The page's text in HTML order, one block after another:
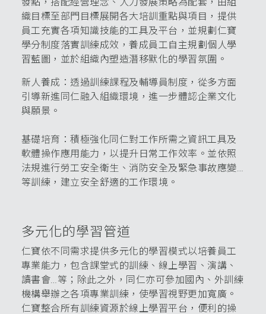
織目標至部門目標展開各大培訓重點與項目，提供
員工充實各項知識技能的工具及平台，並規劃仁寶
學分制度落實訓練成效，養成員工自主規劃個人學
習藍圖，並於組織內塑造潛移默化的學習氛圍。
新人養成：透過訓練課程及輔導員制度，從多方面
引導新進同仁融入組織環境，進一步體認企業文化
與願景。
基礎培育：積極強化同仁對工作所需之資訊工具及
軟體操作應用能力，以提升日常工作效率。並依照
法規進行勞工安全衛生、消防安全及緊急事故應變…
等訓練，建立安全舒適的工作環境。
多元化的學習管道
仁寶依不同需求提供多元化的學習模式以培養員工
專業能力，包含課堂式的訓練、線上學習、演講、
讀書會…等；除此之外，同仁亦可參加國內、外訓練
機構舉辦之各項專業訓練，使學習視野更加寬廣。
仁寶整合所有訓練資源於線上學習平台，便利的操